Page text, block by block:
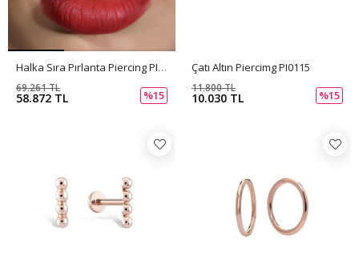
Halka Sıra Pırlanta Piercing PI0113
58.872 TL
69.261 TL
%15
Çatı Altın Piercimg PI0115
10.030 TL
11.800 TL
%15